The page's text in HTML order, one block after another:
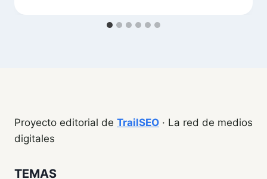
Proyecto editorial de TrailSEO · La red de medios
digitales
TEMAS